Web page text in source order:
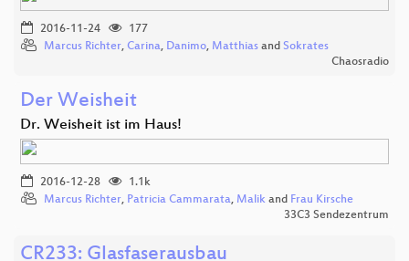
2016-11-24
177
Marcus Richter, Carina, Danimo, Matthias and Sokrates
Chaosradio
Der Weisheit
Dr. Weisheit ist im Haus!
2016-12-28
1.1k
Marcus Richter, Patricia Cammarata, Malik and Frau Kirsche
33C3 Sendezentrum
CR233: Glasfaserausbau